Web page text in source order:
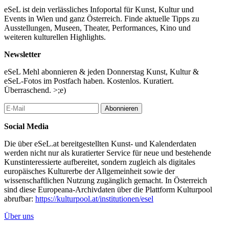
eSeL ist dein verlässliches Infoportal für Kunst, Kultur und
Events in Wien und ganz Österreich. Finde aktuelle Tipps zu
Ausstellungen, Museen, Theater, Performances, Kino und
weiteren kulturellen Highlights.
Newsletter
eSeL Mehl abonnieren & jeden Donnerstag Kunst, Kultur &
eSeL-Fotos im Postfach haben. Kostenlos. Kuratiert.
Überraschend. >;e)
Abonnieren
Social Media
Die über eSeL.at bereitgestellten Kunst- und Kalenderdaten
werden nicht nur als kuratierter Service für neue und bestehende
Kunstinteressierte aufbereitet, sondern zugleich als digitales
europäisches Kulturerbe der Allgemeinheit sowie der
wissenschaftlichen Nutzung zugänglich gemacht. In Österreich
sind diese Europeana-Archivdaten über die Plattform Kulturpool
abrufbar: https://kulturpool.at/institutionen/esel
Über uns